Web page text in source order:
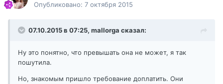
Опубликовано: 7 октября 2015
07.10.2015 в 07:25, mallorga сказал:
Ну это понятно, что превышать она не может, я так
пошутила.
Но, знакомым пришло требование доплатить. Они